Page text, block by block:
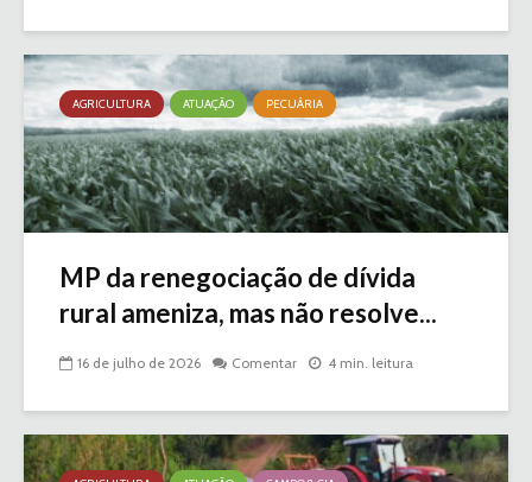
AGRICULTURA ATUAÇÃO PECUÁRIA
MP da renegociação de dívida
rural ameniza, mas não resolve...
16 de julho de 2026 Comentar 4 min. leitura